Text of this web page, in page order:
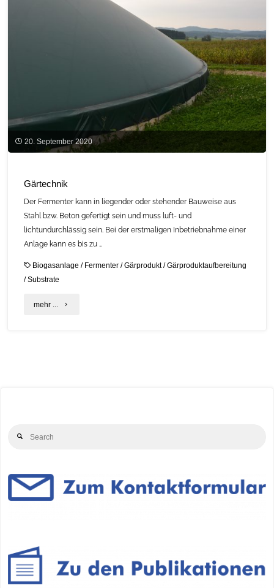
20. September 2020
Gärtechnik
Der Fermenter kann in liegender oder stehender Bauweise aus
Stahl bzw. Beton gefertigt sein und muss luft- und
lichtundurchlässig sein. Bei der erstmaligen Inbetriebnahme einer
Anlage kann es bis zu …
Biogasanlage / Fermenter /Gärprodukt/Gärproduktaufbereitung
/Substrate
mehr ... "Gärtechnik"
Search